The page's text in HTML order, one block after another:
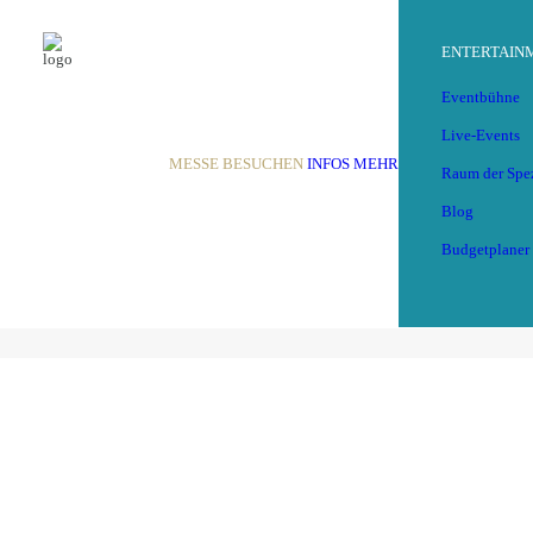
MESSE BESUCHEN INFOS MEHR
Eventbühne
Live-Events
Raum der
Blog
Budgetplaner